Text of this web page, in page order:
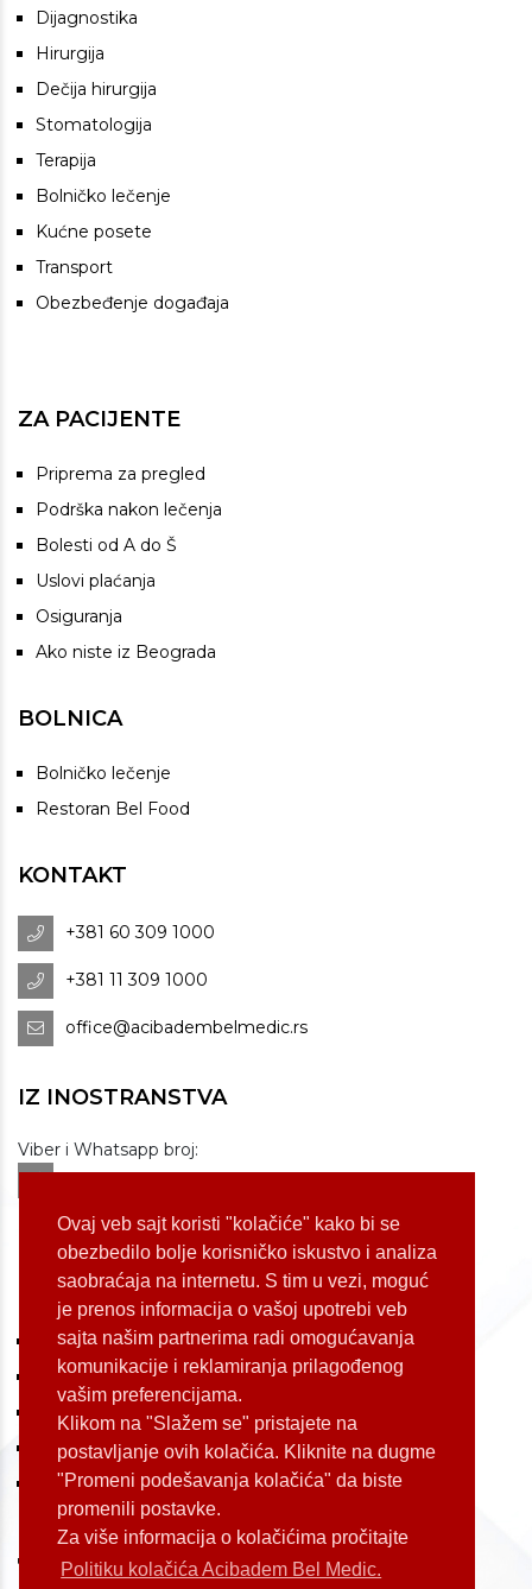
Ovaj veb sajt koristi "kolačiće" kako bi se
obezbedilo bolje korisničko iskustvo i analiza
saobraćaja na internetu. S tim u vezi, moguć
je prenos informacija o vašoj upotrebi veb
sajta našim partnerima radi omogućavanja
komunikacije i reklamiranja prilagođenog
vašim preferencijama.
Klikom na "Slažem se" pristajete na
postavljanje ovih kolačića. Kliknite na dugme
"Promeni podešavanja kolačića" da biste
promenili postavke.
Za više informacija o kolačićima pročitajte
Politiku kolačića Acibadem Bel Medic.
Dijagnostika
Hirurgija
Dečija hirurgija
Stomatologija
Terapija
Bolničko lečenje
Kućne posete
Transport
Obezbeđenje događaja
ZA PACIJENTE
Priprema za pregled
Podrška nakon lečenja
Bolesti od A do Š
Uslovi plaćanja
Osiguranja
Ako niste iz Beograda
BOLNICA
Bolničko lečenje
Restoran Bel Food
KONTAKT
+381 60 309 1000
+381 11 309 1000
office@acibadembelmedic.rs
IZ INOSTRANSTVA
Viber i Whatsapp broj:
+381 60 309 1070
Dostupnost: od 07 do 22h
LOKACIJE
Koste Jovanovića 87 (Voždovac)
Bulevar Oslobođenja 155 (Voždovac)
Bulevar Oslobođenja 165 (Voždovac)
Kneginje Zorke 7 (Slavija)
Palmira Toljatija 1 (Novi Beograd)